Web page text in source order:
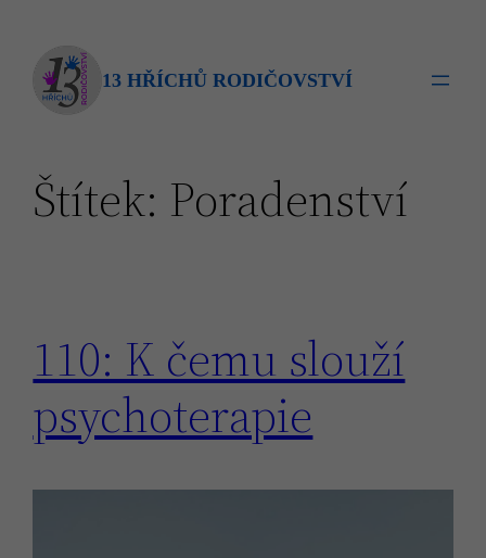
obsah
13 HŘÍCHŮ RODIČOVSTVÍ
Štítek: Poradenství
110: K čemu slouží
psychoterapie